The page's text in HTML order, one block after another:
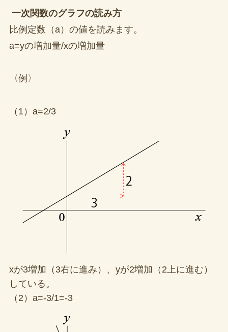
一次関数のグラフの読み方
比例定数（a）の値を読みます。
a=yの増加量/xの増加量
〈例〉
（1）a=2/3
xが3増加（3右に進み）、yが2増加（2上に進む）
している。
（2）a=-3/1=-3